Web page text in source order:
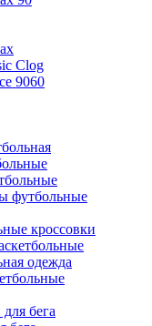
Clog
9060
футбольные
кроссовки
одежда
бега